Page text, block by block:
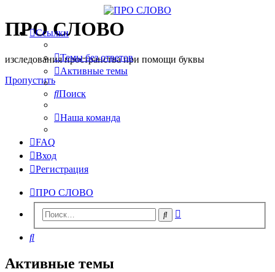
ПРО СЛОВО
изследования пространства при помощи буквы
Пропустить
Ссылки
Темы без ответов
Активные темы
Поиск
Наша команда
FAQ
Вход
Регистрация
ПРО СЛОВО
Поиск
Поиск
Активные темы